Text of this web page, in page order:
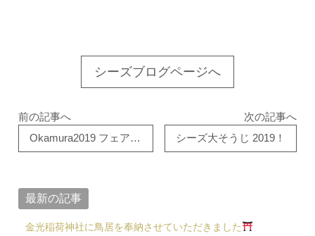
シーズブログページへ
前の記事へ
Okamura2019 フェア 「トライブ」〜最高の成果を生みだすチームへ〜
次の記事へ
シーズ大そうじ 2019！
最新の記事
金光稲荷神社に鳥居を奉納させていただきました